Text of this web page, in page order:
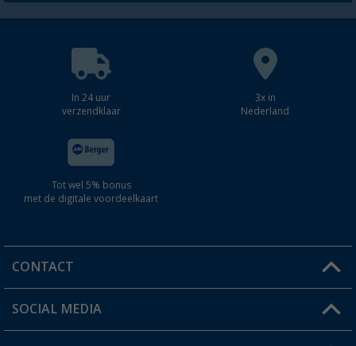
In 24 uur
verzendklaar
3x in
Nederland
Tot wel 5% bonus
met de digitale voordeelkaart
CONTACT
Een vraag?
SOCIAL MEDIA